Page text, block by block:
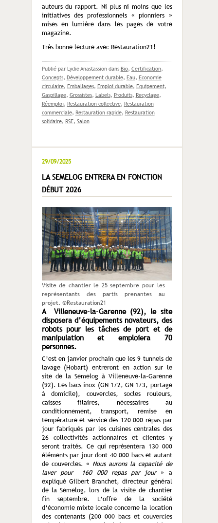
auteurs du rapport. Ni plus ni moins que les
initiatives des professionnels « pionniers »
mises en lumière dans les pages de votre
magazine.
Très bonne lecture avec Restauration21!
Publié par Lydie Anastassion dans Bio, Certification,
Concepts, Développement durable, Eau, Economie
circulaire, Emballages, Emploi durable, Equipement,
Gaspillage, Grossistes, Labels, Produits, Recyclage,
Réemploi, Restauration collective, Restauration
commerciale, Restauration rapide, Restauration
solidaire, RSE, Salon
29/09/2025
LA SEMELOG ENTRERA EN FONCTION
DÉBUT 2026
Visite de chantier le 25 septembre pour les
représentants des partis prenantes au
projet. ©Restauration21
A Villeneuve-la-Garenne (92), le site
disposera d’équipements novateurs, des
robots pour les tâches de port et de
manipulation et emploiera 70
personnes.
C’est en janvier prochain que les 9 tunnels de
lavage (Hobart) entreront en action sur le
site de la Semelog à Villeneuve-la-Garenne
(92). Les bacs inox (GN 1/2, GN 1/3, portage
à domicile), couvercles, socles rouleurs,
caisses filaires, nécessaires au
conditionnement, transport, remise en
température et service des 120 000 repas par
jour fabriqués par les cuisines centrales des
26 collectivités actionnaires et clientes y
seront traités. Ce qui représentera 130 000
éléments par jour dont 40 000 bacs et autant
de couvercles. « Nous aurons la capacité de
laver pour 160 000 repas par jour » a
expliqué Gilbert Branchet, directeur général
de la Semelog, lors de la visite de chantier
fin septembre. L’offre de la société
d’économie mixte locale concerne la location
des contenants (200 000 bacs et couvercles